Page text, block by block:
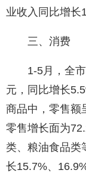
业收入同比增长
三、消费
1-5月，全市
元，同比增长
商品中，零售额
零售增长面为
类、粮油食品类
长15.7%、